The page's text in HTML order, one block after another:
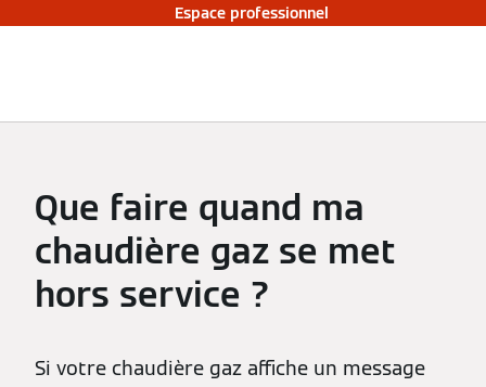
Espace professionnel
Que faire quand ma
chaudière gaz se met
hors service ?
Si votre chaudière gaz affiche un message